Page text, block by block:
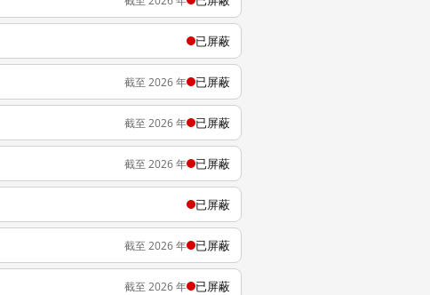
已屏蔽
截至 2026 年 已屏蔽
截至 2026 年 已屏蔽
截至 2026 年 已屏蔽
已屏蔽
截至 2026 年 已屏蔽
截至 2026 年 已屏蔽